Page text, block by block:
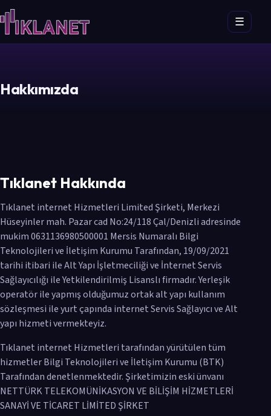
☰
Hakkımızda
Tıklanet Hakkında
Tıklanet internet Hizmetleri Limited Şirketi, Merkezi
Hüseyinler mah. Pazar cad No:24/118 Çal/Denizli adresinde
mukim 0631136980500001 Mersis Numaralı Bilgi
Teknolojileri ve İletişim Kurumu Tarafından, 19/09/2021
tarihi itibari ile Alt Yapı İşletmeciliği ve İnternet Servis
Sağlayıcılığı ile Yetkilendirilmiş Lisanslı firmadır. Yerleşik
operatör ile yapmış olduğumuz ortak alt yapı kullanım
sözleşmesi ile yurt çapında internet Servis Sağlayıcı ve Alt
yapı hizmeti vermekteyiz.
Tıklanet internet Hizmetleri tarafından yürütülen tüm
hizmetler Bilgi Teknolojileri ve İletişim Kurumu (BTK)
Tarafından denetlenmektedir. Şirketimizin eski ünvanı
NETTÜRK TELEKOMÜNİKASYON VE BİLİŞİM HİZMETLERİ
SANAYİ VE TİCARET LİMİTED ŞİRKET